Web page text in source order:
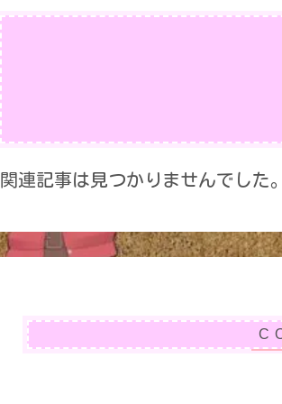
関連記事は見つかりませんでした